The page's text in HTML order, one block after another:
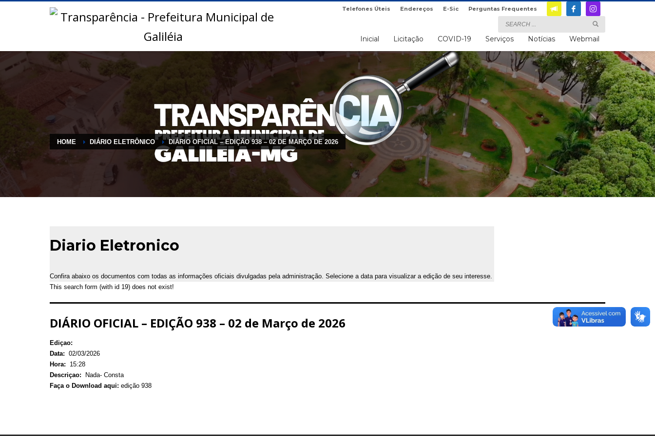
Telefones Úteis Endereços E-Sic Perguntas Frequentes
Inicial Licitação COVID-19 Serviços Notícias Webmail
HOME DIÁRIO ELETRÔNICO DIÁRIO OFICIAL – EDIÇÃO 938 – 02 DE MARÇO DE 2026
Diario Eletronico
Confira abaixo os documentos com todas as informações oficiais divulgadas pela administração. Selecione a data para visualizar a edição de seu interesse.
This search form (with id 19) does not exist!
DIÁRIO OFICIAL – EDIÇÃO 938 – 02 de Março de 2026
Ediçao:
Data: 02/03/2026
Hora:
15:28
Descriçao:
Nada- Consta
Faça o Download aqui: edição 938